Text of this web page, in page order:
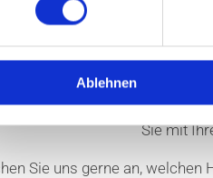
Ablehnen
Sie als unsere Kunden im
Sie mit
Sie uns gerne an,